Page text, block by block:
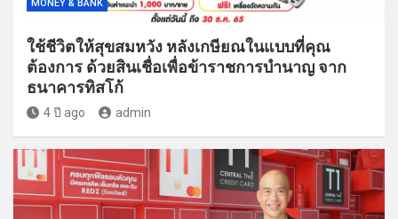
MONEY & BANK
ใช้ชีวิตให้สุขสมหวัง หลังเกษียณในแบบที่คุณ
ต้องการ ด้วยสินเชื่อเพื่อข้าราชการบำนาญ จาก
ธนาคารทิสโก้
4 ปี ago admin